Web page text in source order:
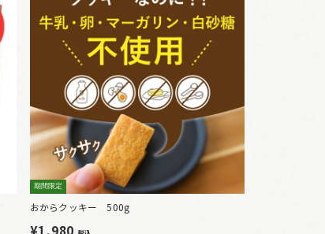
期間限定
おからクッキー 500g
¥1,980